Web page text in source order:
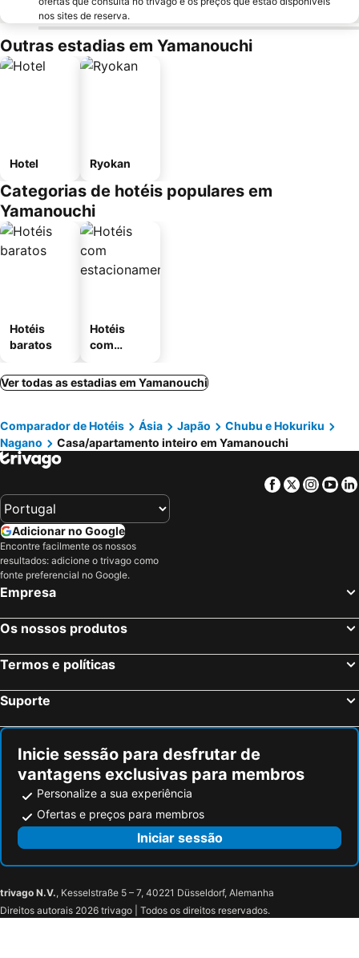
nos sites de reserva.
Outras estadias em Yamanouchi
Hotel Ryokan
Categorias de hotéis populares em
Yamanouchi
Hotéis
baratos
Hotéis
com
mento
Ver todas as estadias em Yamanouchi
Comparador de Hotéis Ásia Japão
Chubu e Hokuriku
Nagano
Casa/apartamento inteiro em Yamanouchi
Facebook
Twitter
Adicionar no Google
Encontre facilmente os nossos
resultados: adicione o trivago como
fonte preferencial no Google.
Empresa
Os nossos produtos
Termos e políticas
Suporte
Inicie sessão para desfrutar de
vantagens exclusivas para membros
Personalize a sua experiência
Ofertas e preços para membros
Iniciar sessão
trivago N.V., Kesselstraße 5 – 7, 40221 Düsseldorf, Alemanha
Direitos autorais 2026 trivago | Todos os direitos reservados.